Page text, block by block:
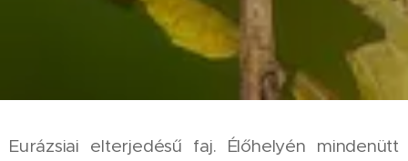
Eurázsiai elterjedésű faj. Élőhelyén mindenütt